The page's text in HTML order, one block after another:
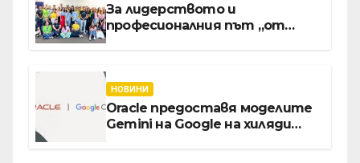
За лидерството и
професионалния път „от
директор Асен Великов
НОВИНИ
Oracle предоставя моделите
Gemini на Google на хиляди